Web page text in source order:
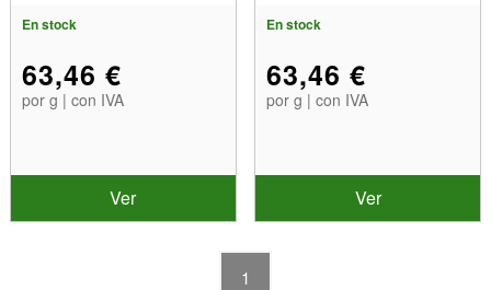
En stock
63,46 €
por g | con IVA
Ver
En stock
63,46 €
por g | con IVA
Ver
1